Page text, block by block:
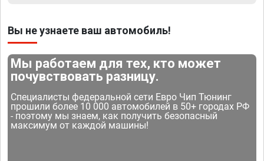
Вы не узнаете ваш автомобиль!
Мы работаем для тех, кто может
почувствовать разницу.
Специалисты федеральной сети Евро Чип Тюнинг
прошили более 10 000 автомобилей в 50+ городах РФ
- поэтому мы знаем, как получить безопасный
максимум от каждой машины!